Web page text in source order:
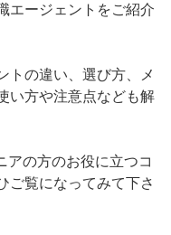
エージェントをご紹介
トの違い、選び方、メ
い方や注意点なども解
アの方のお役に立つコ
ご覧になってみて下さ